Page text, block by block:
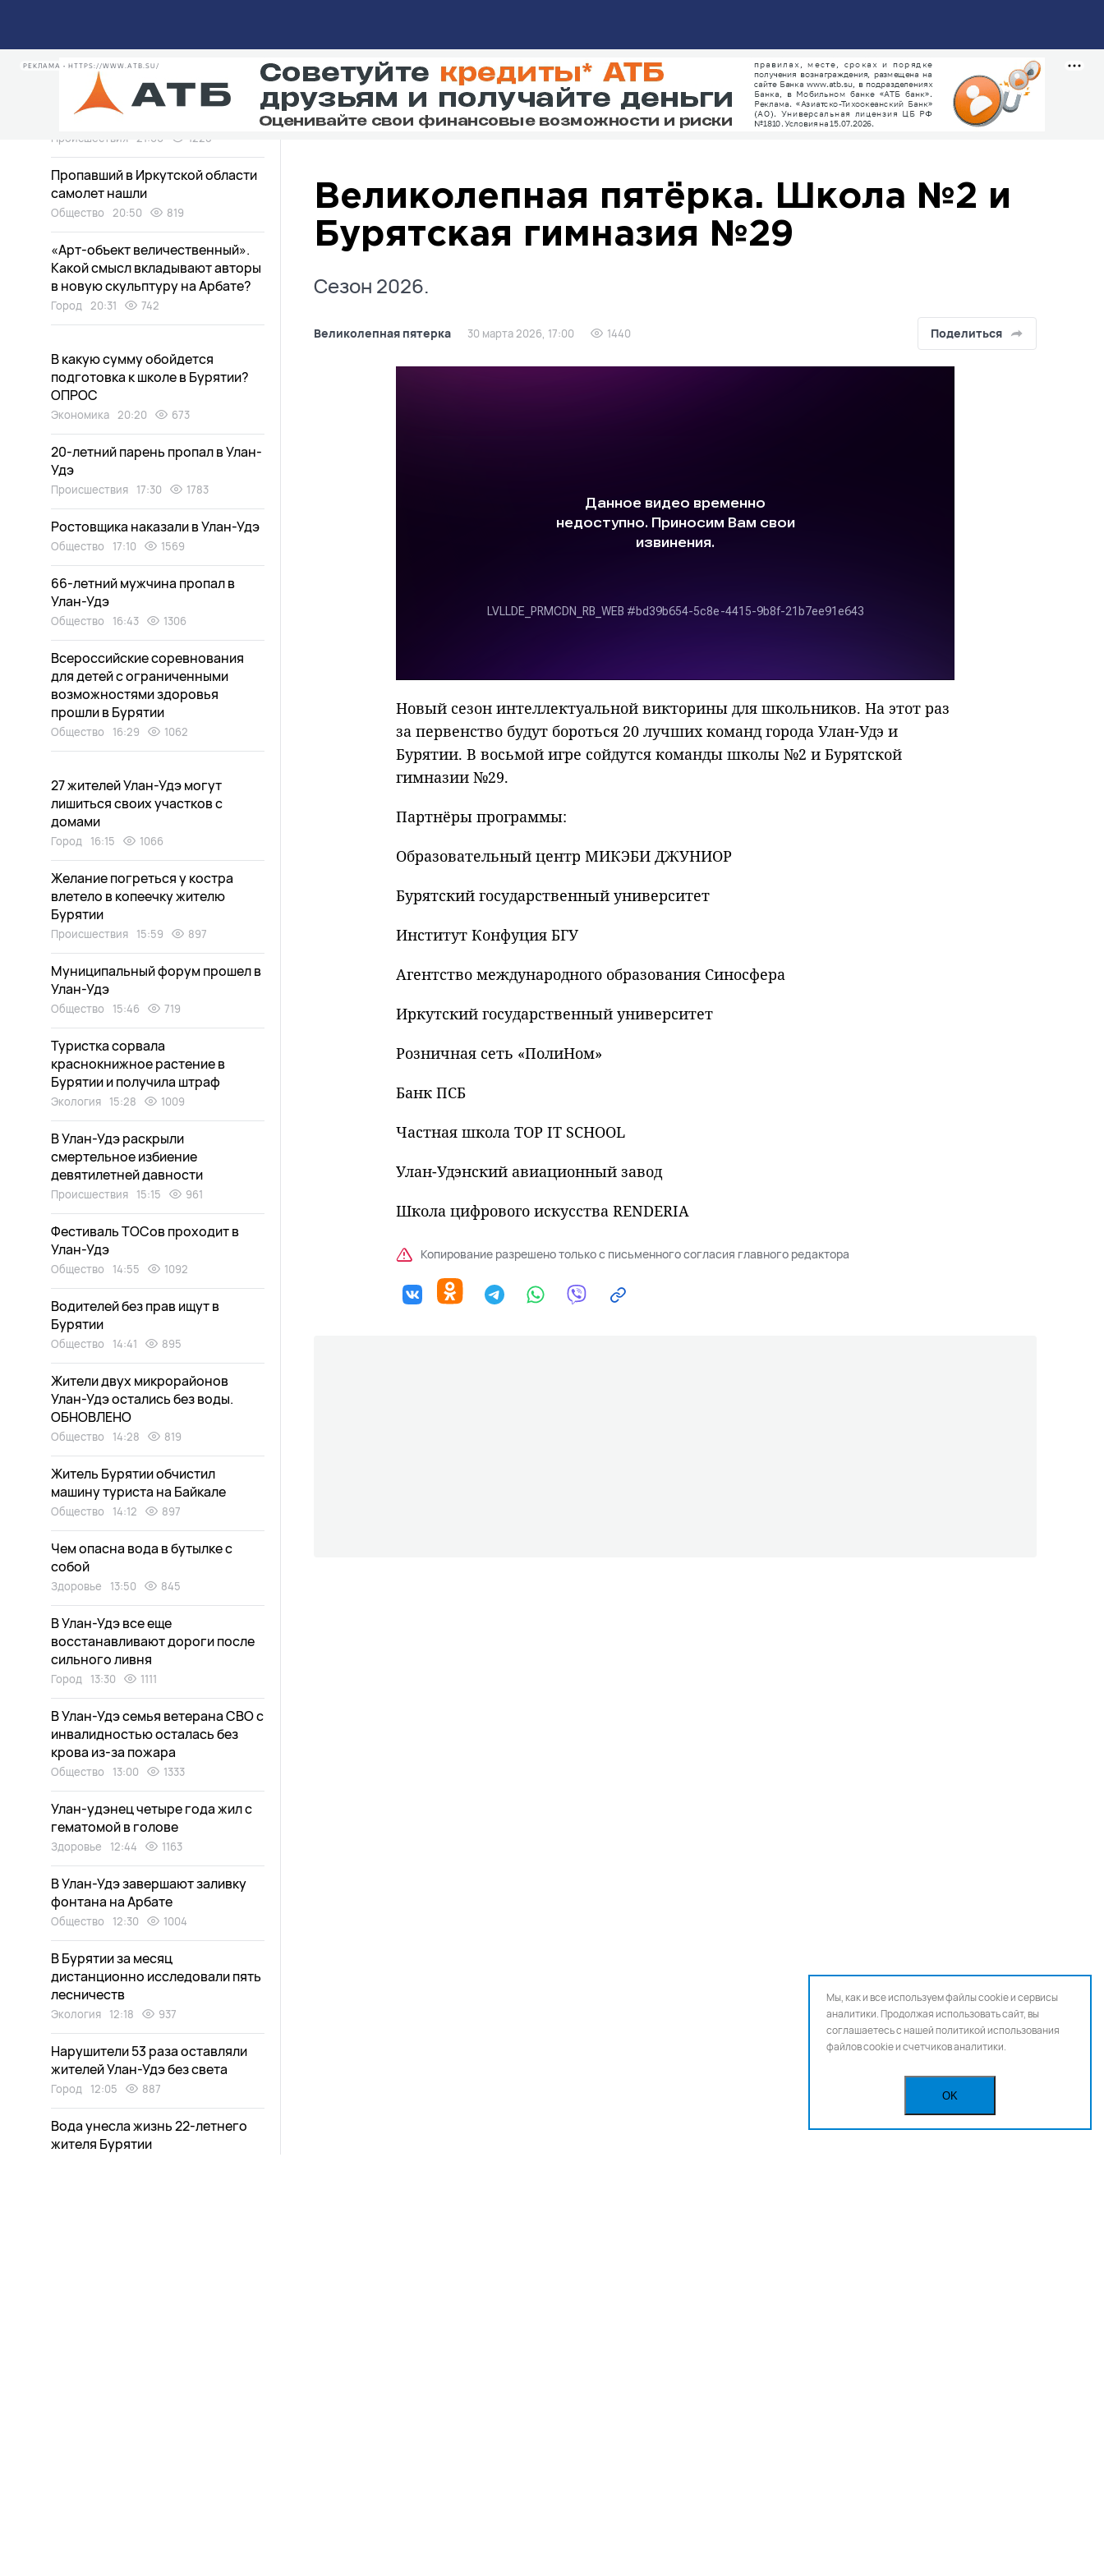
РЕКЛАМА • HTTPS://WWW.ATB.SU/
Великолепная пятёрка. Школа №2 и
Бурятская гимназия №29
Сезон 2026.
Великолепная пятерка 30 марта 2026, 17:00 1440 Поделиться
Новый сезон интеллектуальной викторины для школьников. На этот раз
за первенство будут бороться 20 лучших команд города Улан-Удэ и
Бурятии. В восьмой игре сойдутся команды школы №2 и Бурятской
гимназии №29.
Партнёры программы:
Образовательный центр МИКЭБИ ДЖУНИОР
Бурятский государственный университет
Институт Конфуция БГУ
Агентство международного образования Синосфера
Иркутский государственный университет
Розничная сеть «ПолиНом»
Банк ПСБ
Частная школа TOP IT SCHOOL
Улан-Удэнский авиационный завод
Школа цифрового искусства RENDERIA
Копирование разрешено только с письменного согласия главного редактора
Улан-удэнцы сплотились, чтобы
спасти котенка, застрявшего в
трубе
Происшествия 21:00 1228
Пропавший в Иркутской области
самолет нашли
Общество 20:50 819
«Арт-объект величественный».
Какой смысл вкладывают авторы
в новую скульптуру на Арбате?
Город 20:31 742
В какую сумму обойдется
подготовка к школе в Бурятии?
ОПРОС
Экономика 20:20 673
20-летний парень пропал в Улан-
Удэ
Происшествия 17:30 1783
Ростовщика наказали в Улан-Удэ
Общество 17:10 1569
66-летний мужчина пропал в
Улан-Удэ
Общество 16:43 1306
Всероссийские соревнования
для детей с ограниченными
возможностями здоровья
прошли в Бурятии
Общество 16:29 1062
27 жителей Улан-Удэ могут
лишиться своих участков с
домами
Город 16:15 1066
Желание погреться у костра
влетело в копеечку жителю
Бурятии
Происшествия 15:59 897
Муниципальный форум прошел в
Улан-Удэ
Общество 15:46 719
Туристка сорвала
краснокнижное растение в
Бурятии и получила штраф
Экология 15:28 1009
В Улан-Удэ раскрыли
смертельное избиение
девятилетней давности
Происшествия 15:15 961
Фестиваль ТОСов проходит в
Улан-Удэ
Общество 14:55 1092
Водителей без прав ищут в
Бурятии
Общество 14:41 895
Жители двух микрорайонов
Улан-Удэ остались без воды.
ОБНОВЛЕНО
Общество 14:28 819
Житель Бурятии обчистил
машину туриста на Байкале
Общество 14:12 897
Чем опасна вода в бутылке с
собой
Здоровье 13:50 845
В Улан-Удэ все еще
восстанавливают дороги после
сильного ливня
Город 13:30 1111
В Улан-Удэ семья ветерана СВО с
инвалидностью осталась без
крова из-за пожара
Общество 13:00 1333
Улан-удэнец четыре года жил с
гематомой в голове
Здоровье 12:44 1163
В Улан-Удэ завершают заливку
фонтана на Арбате
Общество 12:30 1004
В Бурятии за месяц
дистанционно исследовали пять
лесничеств
Экология 12:18 937
Нарушители 53 раза оставляли
жителей Улан-Удэ без света
Город 12:05 887
Вода унесла жизнь 22-летнего
жителя Бурятии
Мы, как и все используем файлы cookie и сервисы
аналитики. Продолжая использовать сайт, вы
соглашаетесь с нашейполитикой использования
файлов cookie и счетчиков аналитики.
OK